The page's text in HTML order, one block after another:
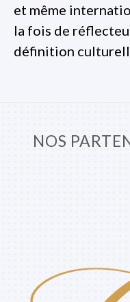
et même
la fois de
définition
NOS